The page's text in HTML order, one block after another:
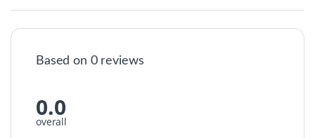
Based on 0 reviews
0.0
overall